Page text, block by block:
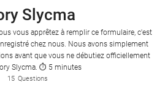
Slycma
vous apprêtez à remplir ce formulaire, c'est
chez nous. Nous avons simplement
avant que vous ne débutiez officiellement
Slycma. ⏱ 5 minutes
15 Questions